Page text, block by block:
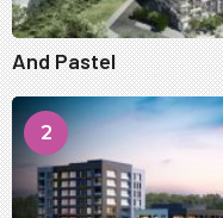
And Pastel
2